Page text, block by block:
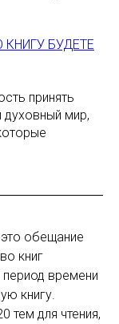
БУДЕТЕ
принять
духовный мир,
обещание
книг
времени
книгу.
тем для чтения,